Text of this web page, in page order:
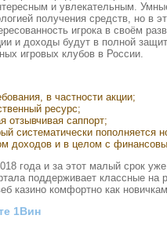
и увлекательным.
получения средств, но в
игрока в своём
и доходы будут в полной
игровых клубов в России.
в частности акции;
ресурс;
отзывчивая саппорт;
систематически пополняется
доходов и в целом с
года и за этот малый срок
поддерживает классные на
казино комфортно как
1Вин